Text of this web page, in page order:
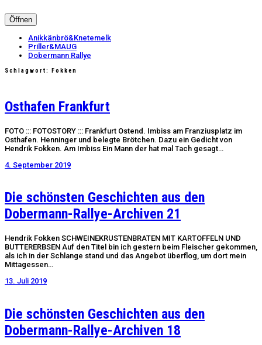
Öffnen
Anikkänbrö&Knetemelk
Priller&MAUG
Dobermann Rallye
Schlagwort: Fokken
Osthafen Frankfurt
FOTO ::: FOTOSTORY ::: Frankfurt Ostend. Imbiss am Franziusplatz im
Osthafen. Henninger und belegte Brötchen. Dazu ein Gedicht von
Hendrik Fokken. Am Imbiss Ein Mann der hat mal Tach gesagt…
4. September 2019
Die schönsten Geschichten aus den
Dobermann-Rallye-Archiven 21
Hendrik Fokken SCHWEINEKRUSTENBRATEN MIT KARTOFFELN UND
BUTTERERBSEN Auf den Titel bin ich gestern beim Fleischer gekommen,
als ich in der Schlange stand und das Angebot überflog, um dort mein
Mittagessen…
13. Juli 2019
Die schönsten Geschichten aus den
Dobermann-Rallye-Archiven 18